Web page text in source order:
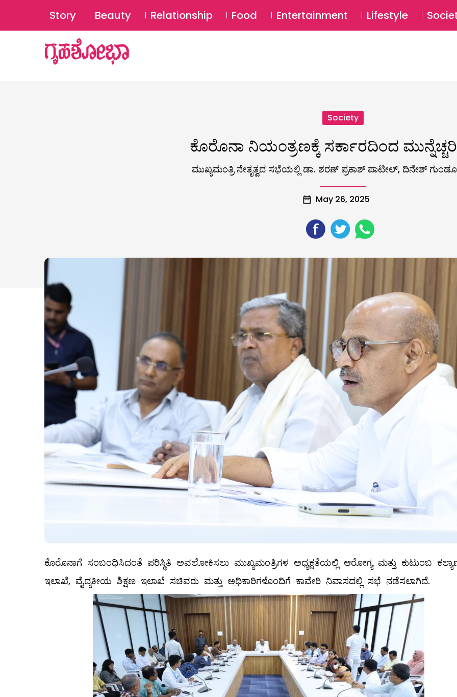
Story Beauty Relationship Food Entertainment Lifestyle
Society
ಕೊರೊನಾ ನಿಯಂತ್ರಣಕ್ಕೆ ಸರ್ಕಾರದಿಂದ
ಮುಖ್ಯಮಂತ್ರಿ ನೇತೃತ್ವದ ಸಭೆಯಲ್ಲಿ ಡಾ. ಶರಣ್‌ ಪ್ರಕಾಶ್‌ ಪಾಟೀಲ್‌, ದಿನೇಶ್‌
May 26, 2025
ಕೊರೊನಾಗೆ ಸಂಬಂಧಿಸಿದಂತೆ ಪರಿಸ್ಥಿತಿ ಅವಲೋಕಿಸಲು ಮುಖ್ಯಮಂತ್ರಿಗಳ ಅಧ್ಯಕ್ಷತೆಯಲ್ಲಿ ಆರೋಗ್ಯ ಮತ್ತು ಕುಟುಂಬ
ಇಲಾಖೆ, ವೈದ್ಯಕೀಯ ಶಿಕ್ಷಣ ಇಲಾಖೆ ಸಚಿವರು ಮತ್ತು ಅಧಿಕಾರಿಗಳೊಂದಿಗೆ ಕಾವೇರಿ ನಿವಾಸದಲ್ಲಿ ಸಭೆ ನಡೆಸಲಾಗಿದೆ.